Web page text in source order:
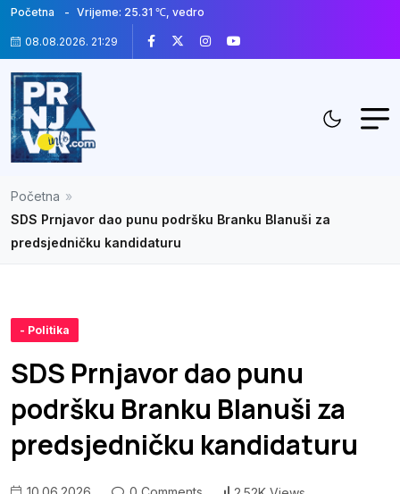
Početna Vrijeme: 25.31 ℃, vedro
08.08.2026. 21:29
Početna »
SDS Prnjavor dao punu podršku Branku Blanuši za
predsjedničku kandidaturu
- Politika
SDS Prnjavor dao punu
podršku Branku Blanuši za
predsjedničku kandidaturu